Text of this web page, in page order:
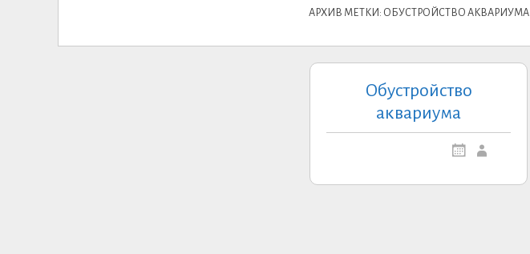
АРХИВ МЕТКИ: ОБУСТРОЙСТВО АКВАРИУМА
Обустройство
аквариума